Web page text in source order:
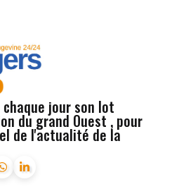
jour son lot
du grand Ouest , pour
de l'actualité de la